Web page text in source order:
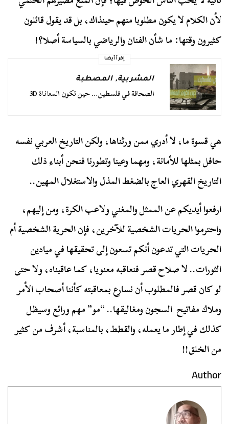
لأن الكلام لا يكون مطلوبا منهم حينذاك، بل قد يقول قائلون
كثيرون وقتها: ما شأن الفنان والرياضي بالسياسة أصلا؟!
إقرأ أيضا
المشربية,المصطبة
الصحافة في فلسطين… حين تكون المعاناة 3D
هي قسوة ما، لا أدري ممن ورثناها، ولكن التاريخ العربي نفسه
حافل بمثلها للأمانة، ومهما وعينا وتطورنا فنحن أبناء ذلك
التاريخ القهري العاج بالضغط المذل والاستغلال المهين..
ارفعوا أيديكم عن الممثل والمغني ولاعب الكرة، ومن إليهم،
واحترموا الحريات الشخصية للآخرين، فإن الحرية الشخصية أم
الحريات التي تدعون أنكم تسعون إلى تحقيقها في ميادين
الثورات.. لا صلاح قصر فنعاقبه معنويا، كما عاقبناه، ولا حتى
لو كان قصر فالمطلوب أن نسارع بمعاقبته كأننا أصحاب الأمر
وملاك مفاتيح السجون ومغاليقها.. “مو” مهم ورائع وسيظل
كذلك في إطار ما يعمله، والقطط، بالمناسبة، أشرف من كثير
من الخلق!!
Author